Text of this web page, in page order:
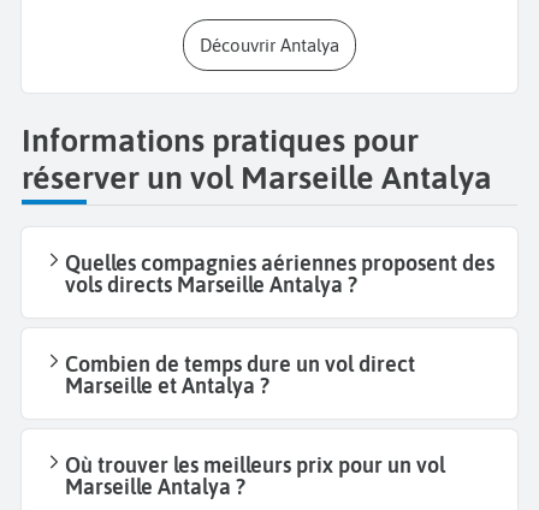
Découvrir Antalya
Informations pratiques pour
réserver un vol Marseille Antalya
Quelles compagnies aériennes proposent des
vols directs Marseille Antalya ?
Combien de temps dure un vol direct
Marseille et Antalya ?
Où trouver les meilleurs prix pour un vol
Marseille Antalya ?